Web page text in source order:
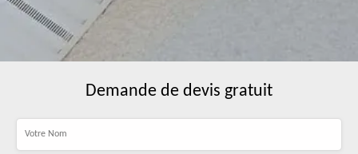
Demande de devis gratuit